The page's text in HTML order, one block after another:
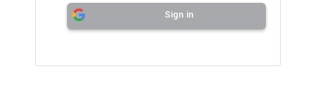
Sign in